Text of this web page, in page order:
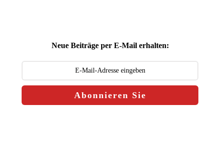
Neue Beiträge per E-Mail erhalten:
Abonnieren Sie